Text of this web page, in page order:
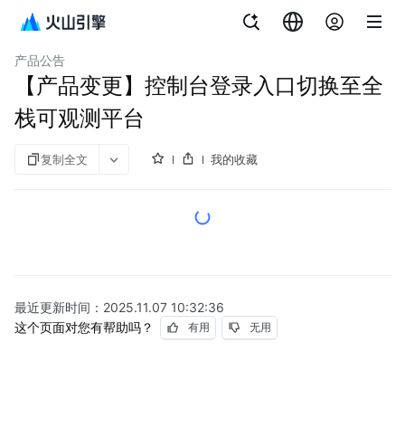
云拨测
产品公告
【产品变更】控制台登录入口切换至全
栈可观测平台
复制全文 我的收藏
最近更新时间： 2025.11.07 10:32:36
这个页面对您有帮助吗？
有用 无用